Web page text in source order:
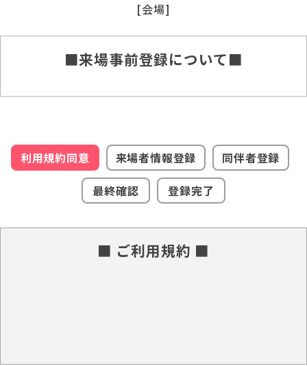
[会場]
■来場事前登録について■
利用規約同意 来場者情報登録
同伴者登録
最終確認
登録完了
■ ご利用規約 ■